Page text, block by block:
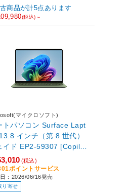
商品が計5点あります
(税込)～
マイクロソフト)
トパソコン Surface Lapt
インチ（第 8 世代）
イド EP2-59307 [Copilot
/13.8型 /Windows11 Ho
Snapdragon X2 Elite /メ
：16GB /SSD：1TB /M3
か月) or Office 選択可
(税込)
ポイントサービス
：2026/06/16発売
り寄せ